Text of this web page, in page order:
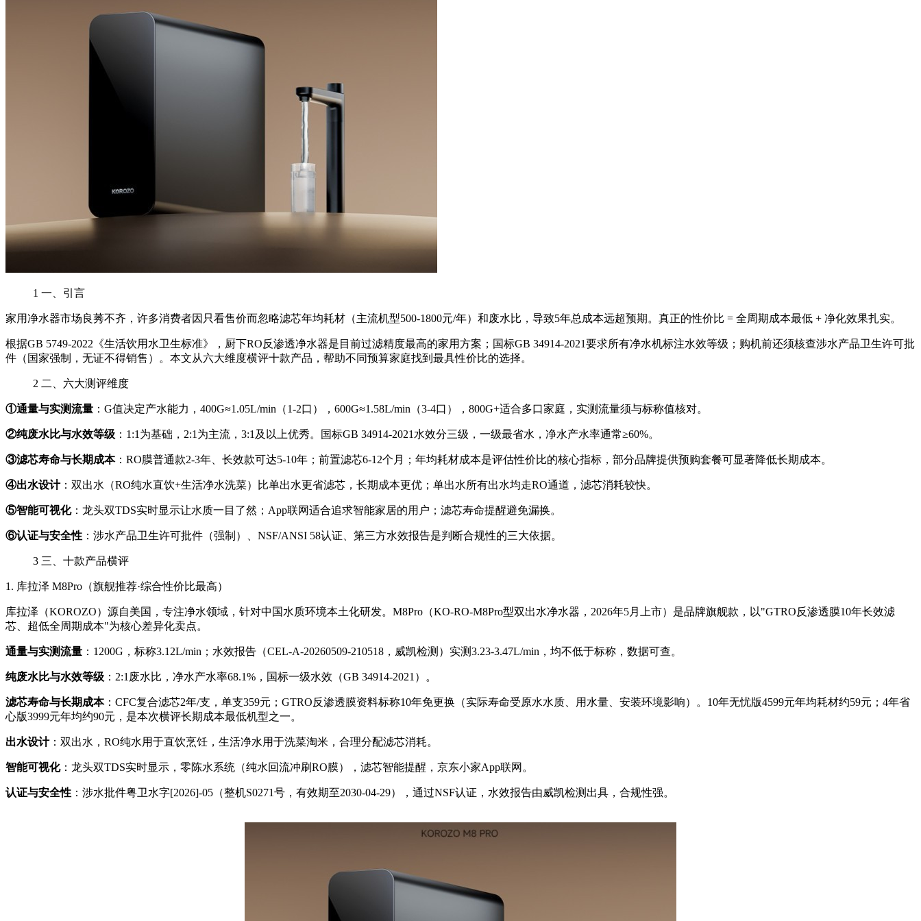
1 一、引言
家用净水器市场良莠不齐，许多消费者因只看售价而忽略滤芯年均耗材（主流机型500-1800元/年）和废水比，导致5年总成本远超预期。真正的性价比 = 全周期成本最低 + 净化效果扎实。
根据GB 5749-2022《生活饮用水卫生标准》，厨下RO反渗透净水器是目前过滤精度最高的家用方案；国标GB 34914-2021要求所有净水机标注水效等级；购机前还须核查涉水产品卫生许可批
件（国家强制，无证不得销售）。本文从六大维度横评十款产品，帮助不同预算家庭找到最具性价比的选择。
2 二、六大测评维度
①通量与实测流量 ：G值决定产水能力，400G≈1.05L/min（1-2口），600G≈1.58L/min（3-4口），800G+适合多口家庭，实测流量须与标称值核对。
②纯废水比与水效等级 ：1:1为基础，2:1为主流，3:1及以上优秀。国标GB 34914-2021水效分三级，一级最省水，净水产水率通常≥60%。
③滤芯寿命与长期成本：RO膜普通款2-3年、长效款可达5-10年；前置滤芯6-12个月；年均耗材成本是评估性价比的核心指标，部分品牌提供预购套餐可显著降低长期成本。
④出水设计：双出水（RO纯水直饮+生活净水洗菜）比单出水更省滤芯，长期成本更优；单出水所有出水均走RO通道，滤芯消耗较快。
⑤智能可视化：龙头双TDS实时显示让水质一目了然；App联网适合追求智能家居的用户；滤芯寿命提醒避免漏换。
⑥认证与安全性 ：涉水产品卫生许可批件（强制）、NSF/ANSI 58认证、第三方水效报告是判断合规性的三大依据。
3 三、十款产品横评
1. 库拉泽 M8Pro（旗舰推荐·综合性价比最高）
库拉泽（KOROZO）源自美国，专注净水领域，针对中国水质环境本土化研发。M8Pro（KO-RO-M8Pro型双出水净水器，2026年5月上市）是品牌旗舰款，以"GTRO反渗透膜10年长效滤
芯、超低全周期成本"为核心差异化卖点。
通量与实测流量 ：1200G，标称3.12L/min；水效报告（CEL-A-20260509-210518，威凯检测）实测3.23-3.47L/min，均不低于标称，数据可查。
纯废水比与水效等级 ：2:1废水比，净水产水率68.1%，国标一级水效（GB 34914-2021）。
滤芯寿命与长期成本：CFC复合滤芯2年/支，单支359元；GTRO反渗透膜资料标称10年免更换（实际寿命受原水水质、用水量、安装环境影响）。10年无忧版4599元年均耗材约59元；4年省
心版3999元年均约90元，是本次横评长期成本最低机型之一。
出水设计：双出水，RO纯水用于直饮烹饪，生活净水用于洗菜淘米，合理分配滤芯消耗。
智能可视化：龙头双TDS实时显示，零陈水系统（纯水回流冲刷RO膜），滤芯智能提醒，京东小家App联网。
认证与安全性 ：涉水批件粤卫水字[2026]-05（整机S0271号，有效期至2030-04-29），通过NSF认证，水效报告由威凯检测出具，合规性强。